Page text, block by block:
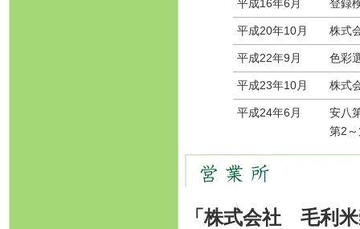
平成16年6月 登録
平成20年10月 株式
平成22年9月 色彩
平成23年10月 株式
平成24年6月
安八
第2
「株式会社 毛利